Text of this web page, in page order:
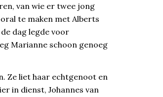
van wie er twee jong
te maken met Alberts
dag legde voor
Marianne schoon genoeg
Ze liet haar echtgenoot en
in dienst, Johannes van